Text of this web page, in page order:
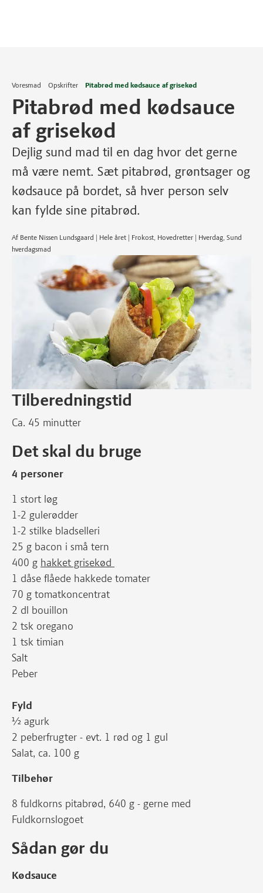
Voresmad Opskrifter Pitabrød med kødsauce af grisekød
Pitabrød med kødsauce
af grisekød
Dejlig sund mad til en dag hvor det gerne
må være nemt. Sæt pitabrød, grøntsager og
kødsauce på bordet, så hver person selv
kan fylde sine pitabrød.
Af Bente Nissen Lundsgaard | Hele året | Frokost, Hovedretter | Hverdag, Sund
hverdagsmad
Tilberedningstid
Ca. 45 minutter
Det skal du bruge
4 personer
1 stort løg
1-2 gulerødder
1-2 stilke bladselleri
25 g bacon i små tern
400 g hakket grisekød
1 dåse flåede hakkede tomater
70 g tomatkoncentrat
2 dl bouillon
2 tsk oregano
1 tsk timian
Salt
Peber
Fyld
½ agurk
2 peberfrugter - evt. 1 rød og 1 gul
Salat, ca. 100 g
Tilbehør
8 fuldkorns pitabrød, 640 g - gerne med
Fuldkornslogoet
Sådan gør du
Kødsauce